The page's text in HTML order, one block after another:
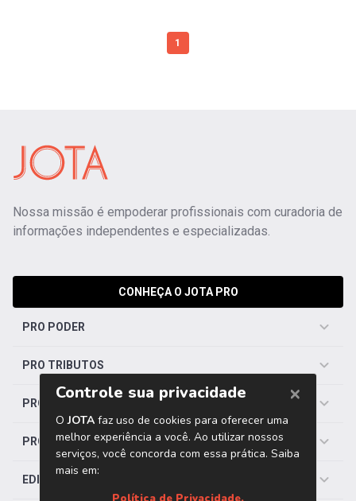
1
Nossa missão é empoderar profissionais com curadoria de
informações independentes e especializadas.
CONHEÇA O JOTA PRO
PRO PODER
PRO TRIBUTOS
PRO TRABALHISTA
PRO SAÚDE
EDITORIAS